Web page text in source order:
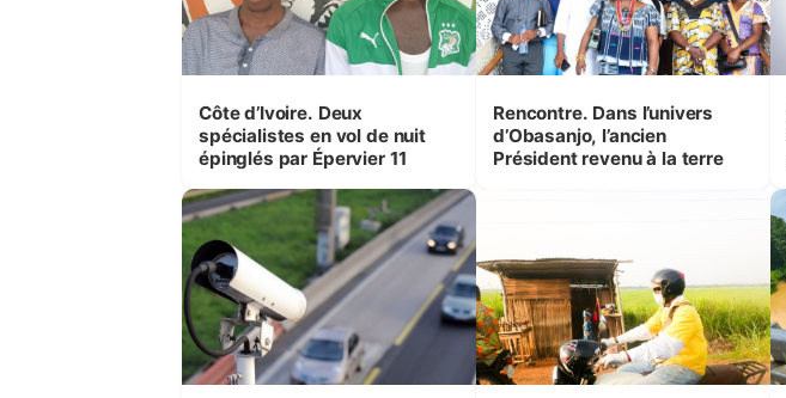
Côte d’Ivoire. Deux
spécialistes en vol de nuit
épinglés par Épervier 11
Rencontre. Dans l’univers
d’Obasanjo, l’ancien
Président revenu à la terre